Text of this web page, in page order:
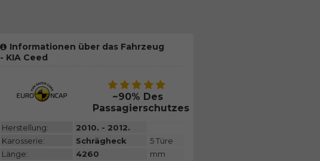
Informationen über das Fahrzeug
- KIA Ceed
~90% Des
Passagierschutzes
Herstellung:
2010. - 2012.
Karosserie:
Schrägheck
5 Türe
Länge:
4260
mm